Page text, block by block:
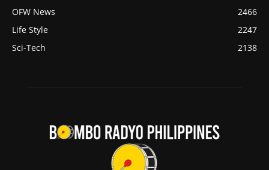
OFW News
2466
Life Style
2247
Sci-Tech
2138